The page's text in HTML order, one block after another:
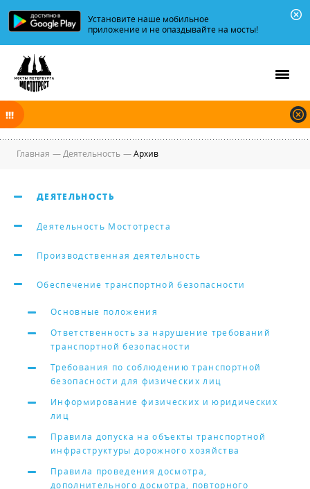
Установите наше мобильное
приложение и не опаздывайте на мосты!
В ночь на 08.08.2026 мосты по Неве и Большой Неве разводятся по
графику.
Главная — Деятельность —Архив
ДЕЯТЕЛЬНОСТЬ
Деятельность Мостотреста
Производственная деятельность
Обеспечение транспортной безопасности
Основные положения
Ответственность за нарушение требований
транспортной безопасности
Требования по соблюдению транспортной
безопасности для физических лиц
Информирование физических и юридических
лиц
Правила допуска на объекты транспортной
инфраструктуры дорожного хозяйства
Правила проведения досмотра,
дополнительного досмотра, повторного